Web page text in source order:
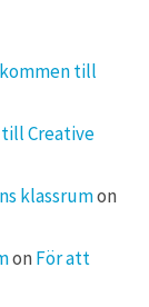
till
Creative
klassrumon
on För att